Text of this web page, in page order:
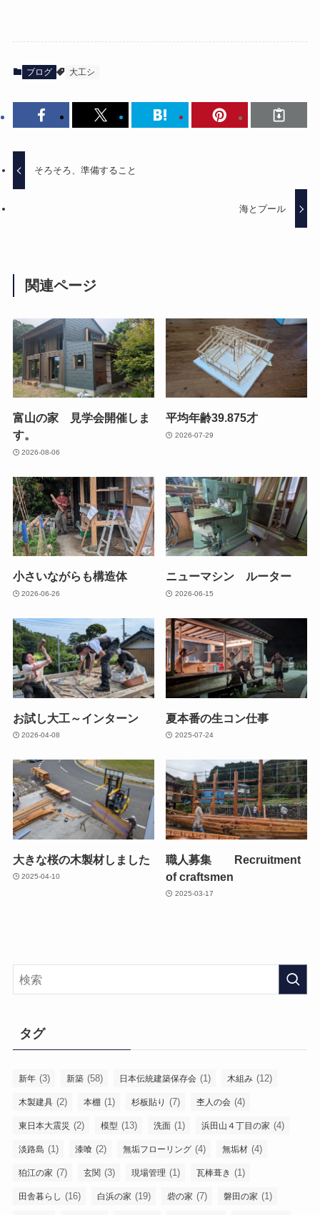
ブログ 大工シ
そろそろ、準備すること
海とプール
関連ページ
富山の家 見学会開催しま
す。
2026-08-06
平均年齢39.875才
2026-07-29
小さいながらも構造体
2026-06-26
ニューマシン ルーター
2026-06-15
お試し大工～インターン
2026-04-08
夏本番の生コン仕事
2025-07-24
大きな桜の木製材しました
2025-04-10
職人募集 Recruitment
of craftsmen
2025-03-17
タグ
新年 (3) 新築 (58) 日本伝統建築保存会 (1) 木組み (12)
木製建具 (2) 本棚 (1) 杉板貼り (7) 杢人の会 (4)
東日本大震災 (2) 模型 (13) 洗面 (1) 浜田山４丁目の家 (4)
淡路島 (1) 漆喰 (2) 無垢フローリング (4) 無垢材 (4)
狛江の家 (7) 玄関 (3) 現場管理 (1) 瓦棒葺き (1)
田舎暮らし (16) 白浜の家 (19) 砦の家 (7) 磐田の家 (1)